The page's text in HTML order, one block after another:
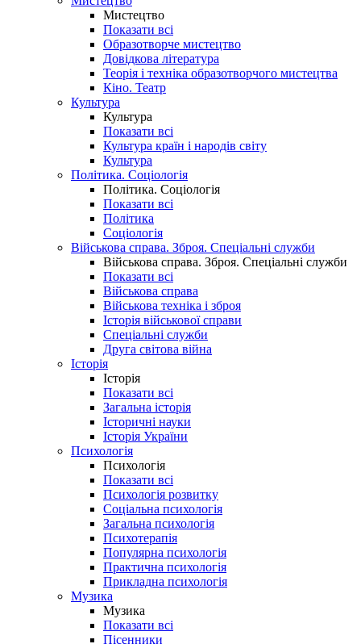
Мистецтво
Показати всі
Образотворче мистецтво
Довідкова література
Теорія і техніка образотворчого мистецтва
Кіно. Театр
Культура
Культура
Показати всі
Культура країн і народів світу
Культура
Політика. Соціологія
Політика. Соціологія
Показати всі
Політика
Соціологія
Військова справа. Зброя. Спеціальні служби
Військова справа. Зброя. Спеціальні служби
Показати всі
Військова справа
Військова техніка і зброя
Історія військової справи
Спеціальні служби
Друга світова війна
Історія
Історія
Показати всі
Загальна історія
Історичні науки
Історія України
Психологія
Психологія
Показати всі
Психологія розвитку
Соціальна психологія
Загальна психологія
Психотерапія
Популярна психологія
Практична психологія
Прикладна психологія
Музика
Музика
Показати всі
Пісенники